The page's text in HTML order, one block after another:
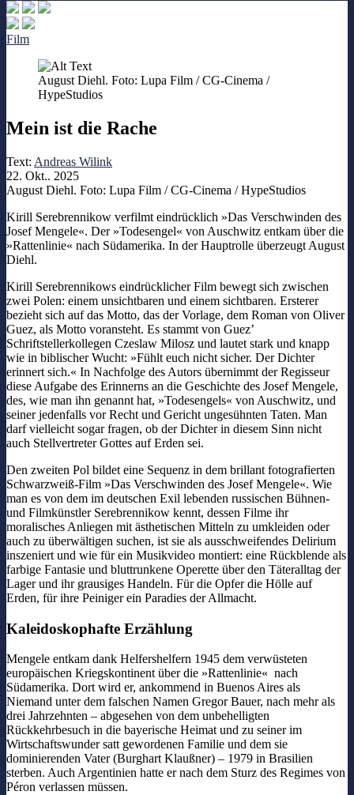
Film
August Diehl. Foto: Lupa Film / CG-Cinema /
HypeStudios
Mein ist die Rache
Text: Andreas Wilink
22. Okt.. 2025
August Diehl. Foto: Lupa Film / CG-Cinema / HypeStudios
Kirill Serebrennikow verfilmt eindrücklich »Das Verschwinden des
Josef Mengele«. Der »Todesengel« von Auschwitz entkam über die
»Rattenlinie« nach Südamerika. In der Hauptrolle überzeugt August
Diehl.
Kirill Serebrennikows eindrücklicher Film bewegt sich zwischen
zwei Polen: einem unsichtbaren und einem sichtbaren. Ersterer
bezieht sich auf das Motto, das der Vorlage, dem Roman von Oliver
Guez, als Motto voransteht. Es stammt von Guez’
Schriftstellerkollegen Czeslaw Milosz und lautet stark und knapp
wie in biblischer Wucht: »Fühlt euch nicht sicher. Der Dichter
erinnert sich.« In Nachfolge des Autors übernimmt der Regisseur
diese Aufgabe des Erinnerns an die Geschichte des Josef Mengele,
des, wie man ihn genannt hat, »Todesengels« von Auschwitz, und
seiner jedenfalls vor Recht und Gericht ungesühnten Taten. Man
darf vielleicht sogar fragen, ob der Dichter in diesem Sinn nicht
auch Stellvertreter Gottes auf Erden sei.
Den zweiten Pol bildet eine Sequenz in dem brillant fotografierten
Schwarzweiß-Film »Das Verschwinden des Josef Mengele«. Wie
man es von dem im deutschen Exil lebenden russischen Bühnen-
und Filmkünstler Serebrennikow kennt, dessen Filme ihr
moralisches Anliegen mit ästhetischen Mitteln zu umkleiden oder
auch zu überwältigen suchen, ist sie als ausschweifendes Delirium
inszeniert und wie für ein Musikvideo montiert: eine Rückblende als
farbige Fantasie und bluttrunkene Operette über den Täteralltag der
Lager und ihr grausiges Handeln. Für die Opfer die Hölle auf
Erden, für ihre Peiniger ein Paradies der Allmacht.
Kaleidoskophafte Erzählung
Mengele entkam dank Helfershelfern 1945 dem verwüsteten
europäischen Kriegskontinent über die »Rattenlinie« nach
Südamerika. Dort wird er, ankommend in Buenos Aires als
Niemand unter dem falschen Namen Gregor Bauer, nach mehr als
drei Jahrzehnten – abgesehen von dem unbehelligten
Rückkehrbesuch in die bayerische Heimat und zu seiner im
Wirtschaftswunder satt gewordenen Familie und dem sie
dominierenden Vater (Burghart Klaußner) – 1979 in Brasilien
sterben. Auch Argentinien hatte er nach dem Sturz des Regimes von
Péron verlassen müssen.